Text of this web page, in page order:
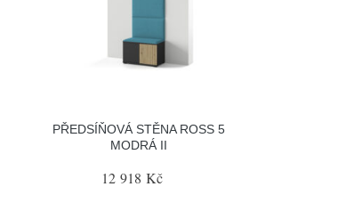
PŘEDSÍŇOVÁ STĚNA ROSS 5
MODRÁ II
12 918 Kč